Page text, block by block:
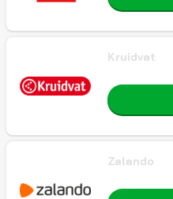
Kruidvat
Zalando